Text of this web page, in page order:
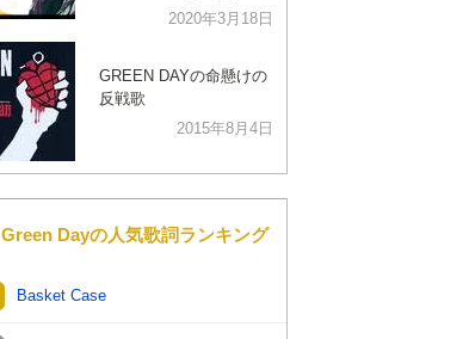
2020年3月18日
GREEN DAYの命懸けの
反戦歌
2015年8月4日
Green Dayの人気歌詞ランキング
Basket Case